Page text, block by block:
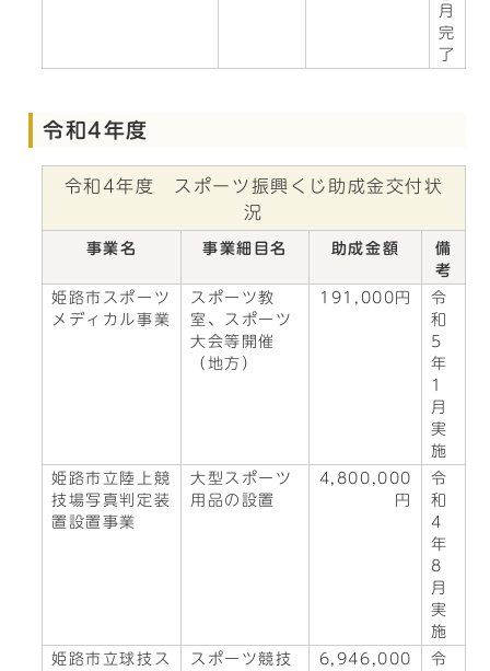
月
完
了
令和4年度
令和4年度 スポーツ振興くじ助成金交付状
況
事業名 事業細目名 助成金額
備
考
姫路市スポーツ
メディカル事業
スポーツ教
室、スポーツ
大会等開催
（地方）
191,000円
令
和
5
年
1
月
実
施
姫路市立陸上競
技場写真判定装
置設置事業
大型スポーツ
用品の設置
4,800,000
円
令
和
4
年
8
月
実
施
姫路市立球技ス
スポーツ競技 6,946,000 令